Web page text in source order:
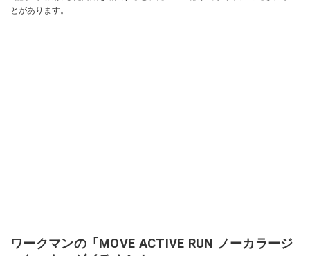
とがあります。
ワークマンの「MOVE ACTIVE RUN ノーカラージ